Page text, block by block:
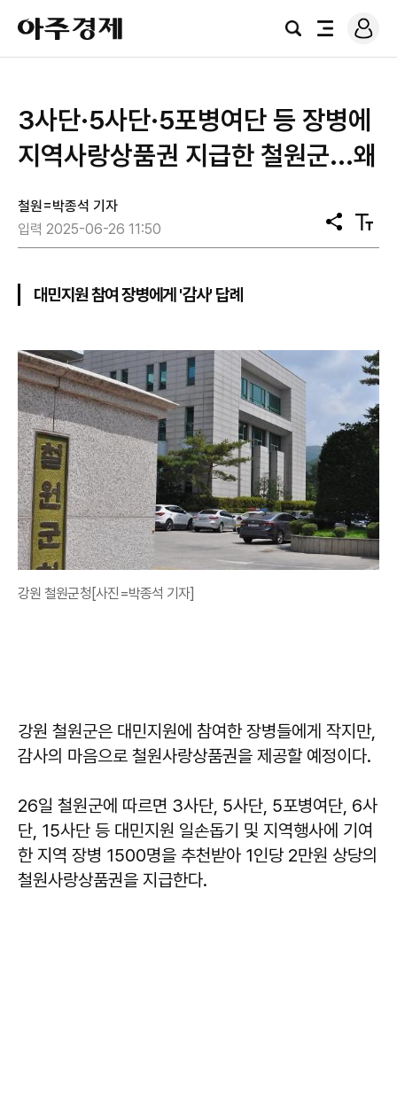
아
주
경
검
전
로
그
3사단·5사단·5포병여단 등 장병에
지역사랑상품권 지급한 철원군...왜
철원=박종석 기자
입력 2025-06-26 11:50
공
유
텍
스
대민지원 참여 장병에게 '감사' 답례
강원 철원군청[사진=박종석 기자]
강원 철원군은 대민지원에 참여한 장병들에게 작지만,
감사의 마음으로 철원사랑상품권을 제공할 예정이다.
26일 철원군에 따르면 3사단, 5사단, 5포병여단, 6사
단, 15사단 등 대민지원 일손돕기 및 지역행사에 기여
한 지역 장병 1500명을 추천받아 1인당 2만원 상당의
철원사랑상품권을 지급한다.